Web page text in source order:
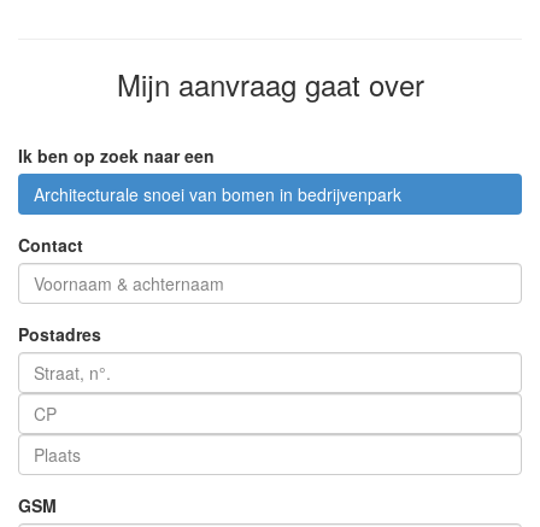
Mijn aanvraag gaat over
Ik ben op zoek naar een
Architecturale snoei van bomen in bedrijvenpark
Contact
Postadres
GSM